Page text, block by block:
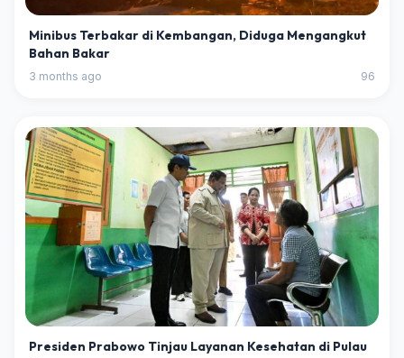
Minibus Terbakar di Kembangan, Diduga Mengangkut
Bahan Bakar
3 months ago 96
Presiden Prabowo Tinjau Layanan Kesehatan di Pulau